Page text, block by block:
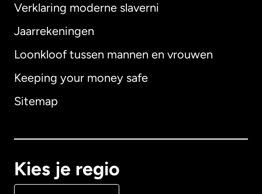
Verklaring moderne slaverni
Jaarrekeningen
Loonkloof tussen mannen en vrouwen
Keeping your money safe
Sitemap
Kies je regio
Internationaal English
Australië